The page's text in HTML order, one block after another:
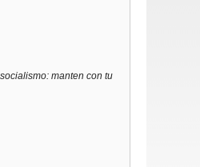
manten con tu